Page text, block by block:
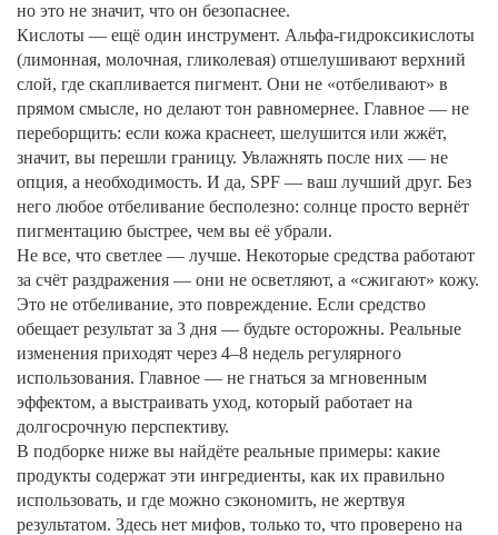
но это не значит, что он безопаснее.
Кислоты — ещё один инструмент. Альфа-гидроксикислоты
(лимонная, молочная, гликолевая) отшелушивают верхний
слой, где скапливается пигмент. Они не «отбеливают» в
прямом смысле, но делают тон равномернее. Главное — не
переборщить: если кожа краснеет, шелушится или жжёт,
значит, вы перешли границу. Увлажнять после них — не
опция, а необходимость. И да, SPF — ваш лучший друг. Без
него любое отбеливание бесполезно: солнце просто вернёт
пигментацию быстрее, чем вы её убрали.
Не все, что светлее — лучше. Некоторые средства работают
за счёт раздражения — они не осветляют, а «сжигают» кожу.
Это не отбеливание, это повреждение. Если средство
обещает результат за 3 дня — будьте осторожны. Реальные
изменения приходят через 4–8 недель регулярного
использования. Главное — не гнаться за мгновенным
эффектом, а выстраивать уход, который работает на
долгосрочную перспективу.
В подборке ниже вы найдёте реальные примеры: какие
продукты содержат эти ингредиенты, как их правильно
использовать, и где можно сэкономить, не жертвуя
результатом. Здесь нет мифов, только то, что проверено на